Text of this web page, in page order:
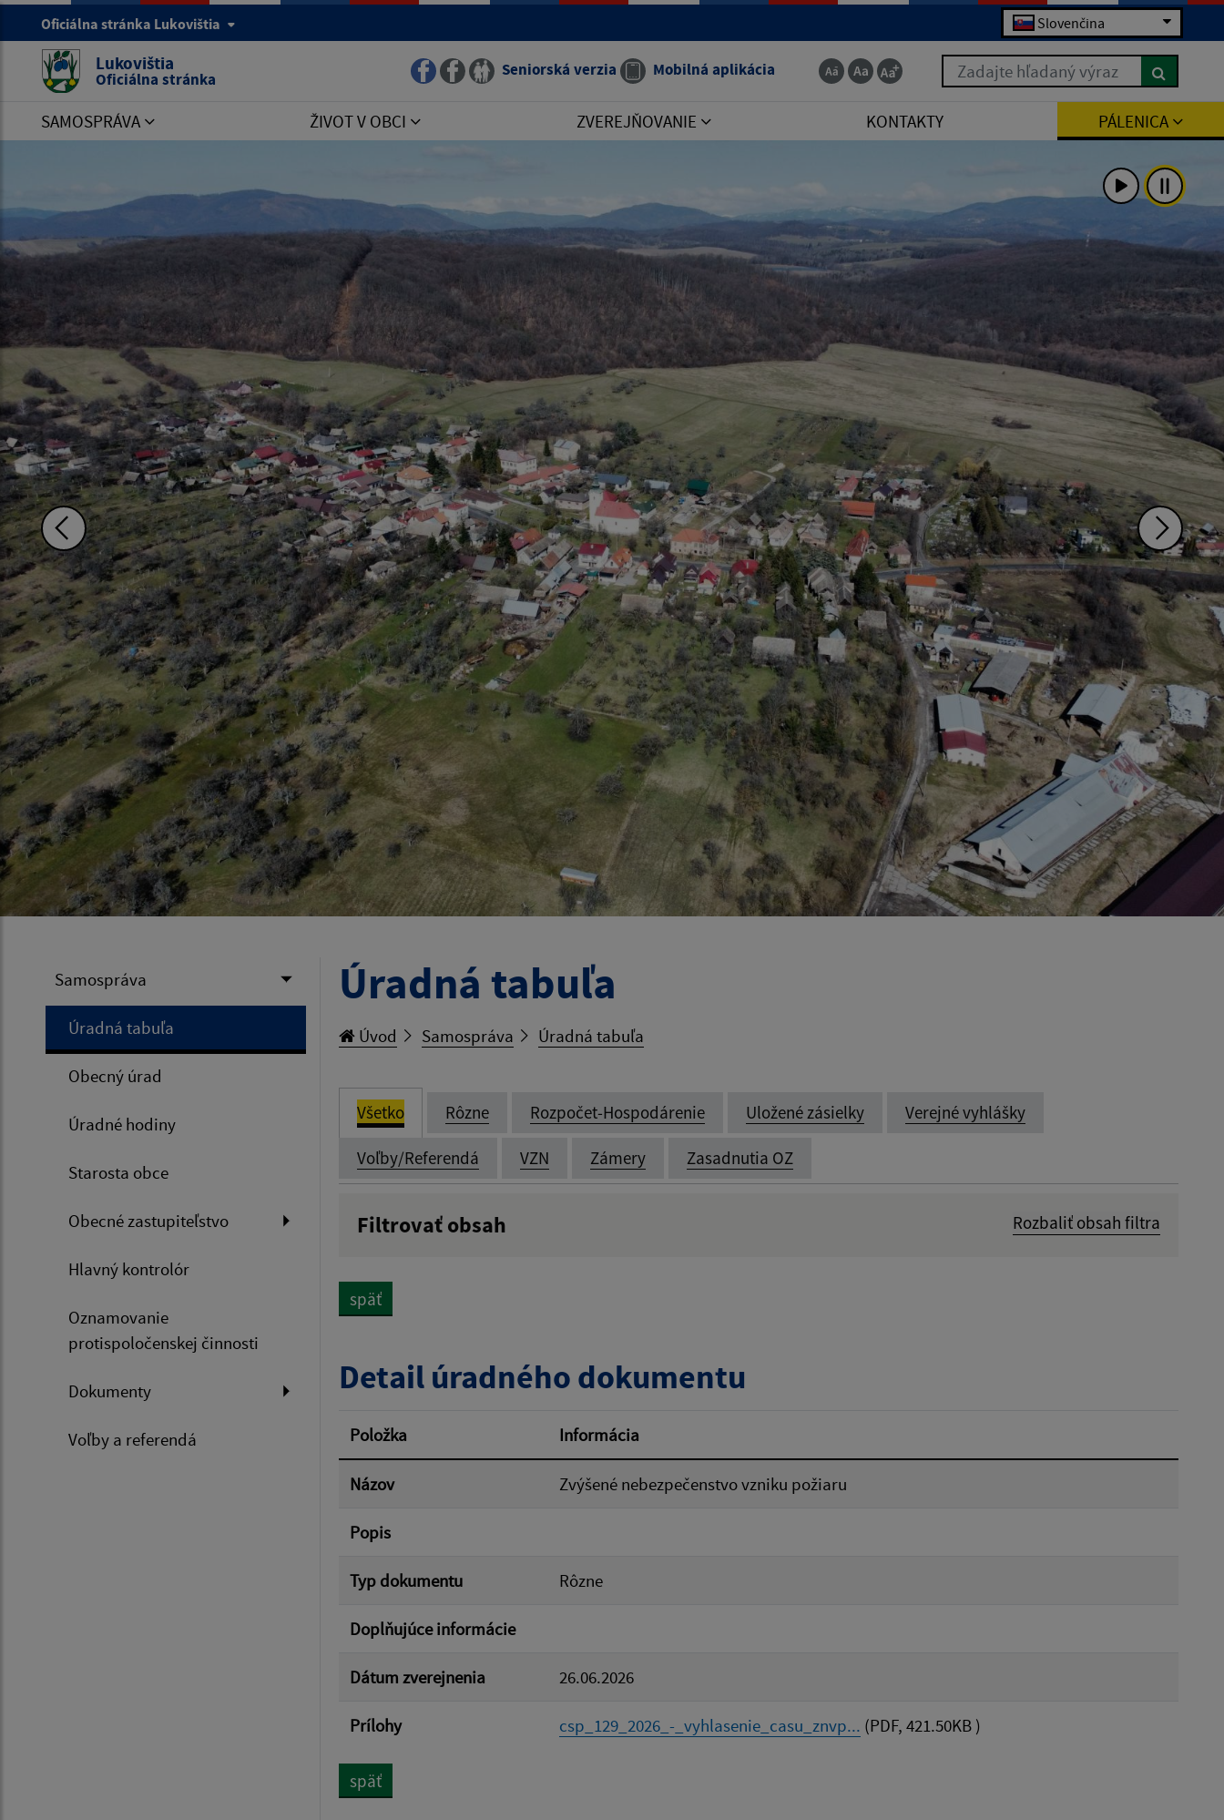
Oficiálna stránka Lukovištia Slovenčina
Lukovištia
Oficiálna stránka Seniorská verzia Mobilná aplikácia Zadajte hľadaný výraz
SAMOSPRÁVA ŽIVOT V OBCI ZVEREJŇOVANIE KONTAKTY PÁLENICA
Samospráva
Úradná tabuľa
Obecný úrad
Úradné hodiny
Starosta obce
Obecné zastupiteľstvo
Hlavný kontrolór
Oznamovanie
protispoločenskej činnosti
Dokumenty
Voľby a referendá
Úradná tabuľa
Úvod Samospráva Úradná tabuľa
Všetko Rôzne Rozpočet-Hospodárenie Uložené zásielky Verejné vyhlášky
Voľby/Referendá VZN Zámery Zasadnutia OZ
Filtrovať obsah Rozbaliť obsah filtra
Filtrovať
späť
Detail úradného dokumentu
Položka Informácia
Názov Zvýšené nebezpečenstvo vzniku požiaru
Popis
Typ dokumentu Rôzne
Doplňujúce informácie
Dátum zverejnenia 26.06.2026
Prílohy csp_129_2026_-_vyhlasenie_casu_znvp... (PDF, 421.50KB )
späť